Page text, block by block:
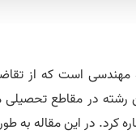
است که از
این رشته در مقاطع
کرد. در این مقاله به